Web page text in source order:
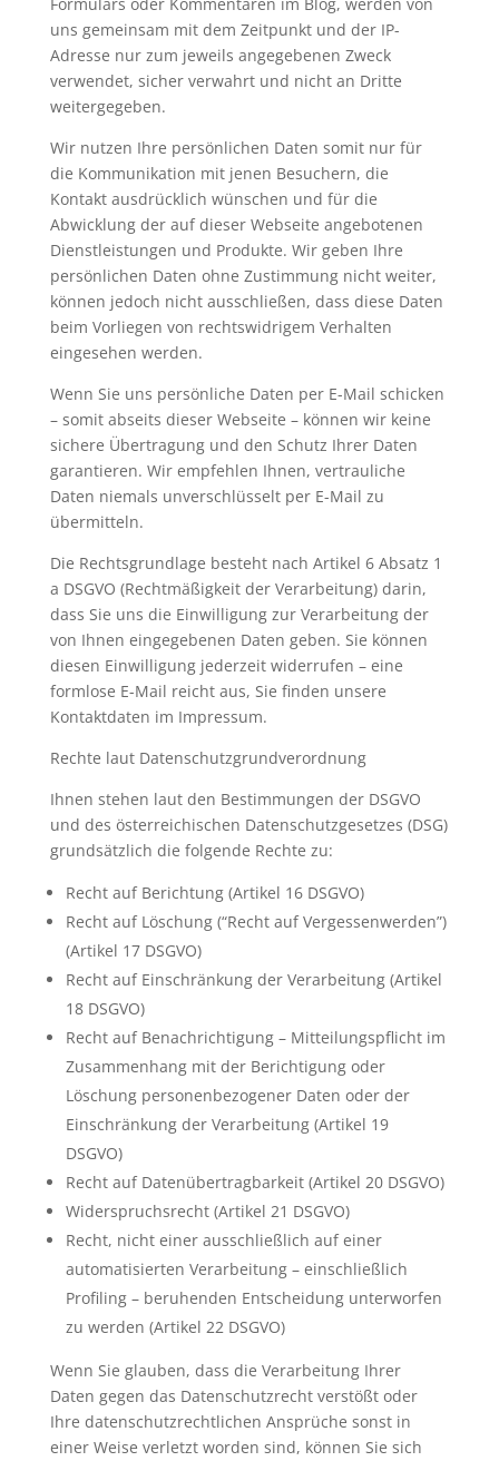
uns gemeinsam mit dem Zeitpunkt und der IP-
Adresse nur zum jeweils angegebenen Zweck
verwendet, sicher verwahrt und nicht an Dritte
weitergegeben.
Wir nutzen Ihre persönlichen Daten somit nur für
die Kommunikation mit jenen Besuchern, die
Kontakt ausdrücklich wünschen und für die
Abwicklung der auf dieser Webseite angebotenen
Dienstleistungen und Produkte. Wir geben Ihre
persönlichen Daten ohne Zustimmung nicht weiter,
können jedoch nicht ausschließen, dass diese Daten
beim Vorliegen von rechtswidrigem Verhalten
eingesehen werden.
Wenn Sie uns persönliche Daten per E-Mail schicken
– somit abseits dieser Webseite – können wir keine
sichere Übertragung und den Schutz Ihrer Daten
garantieren. Wir empfehlen Ihnen, vertrauliche
Daten niemals unverschlüsselt per E-Mail zu
übermitteln.
Die Rechtsgrundlage besteht nach Artikel 6 Absatz 1
a DSGVO (Rechtmäßigkeit der Verarbeitung) darin,
dass Sie uns die Einwilligung zur Verarbeitung der
von Ihnen eingegebenen Daten geben. Sie können
diesen Einwilligung jederzeit widerrufen – eine
formlose E-Mail reicht aus, Sie finden unsere
Kontaktdaten im Impressum.
Rechte laut Datenschutzgrundverordnung
Ihnen stehen laut den Bestimmungen der DSGVO
und des österreichischen Datenschutzgesetzes (DSG)
grundsätzlich die folgende Rechte zu:
Recht auf Berichtung (Artikel 16 DSGVO)
Recht auf Löschung (“Recht auf Vergessenwerden”)
(Artikel 17 DSGVO)
Recht auf Einschränkung der Verarbeitung (Artikel
18 DSGVO)
Recht auf Benachrichtigung – Mitteilungspflicht im
Zusammenhang mit der Berichtigung oder
Löschung personenbezogener Daten oder der
Einschränkung der Verarbeitung (Artikel 19
DSGVO)
Recht auf Datenübertragbarkeit (Artikel 20 DSGVO)
Widerspruchsrecht (Artikel 21 DSGVO)
Recht, nicht einer ausschließlich auf einer
automatisierten Verarbeitung – einschließlich
Profiling – beruhenden Entscheidung unterworfen
zu werden (Artikel 22 DSGVO)
Wenn Sie glauben, dass die Verarbeitung Ihrer
Daten gegen das Datenschutzrecht verstößt oder
Ihre datenschutzrechtlichen Ansprüche sonst in
einer Weise verletzt worden sind, können Sie sich